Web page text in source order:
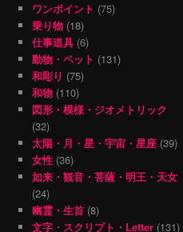
ワンポイント (75)
乗り物 (18)
仕事道具 (6)
動物・ペット (131)
和彫り (75)
和物 (110)
図形・模様・ジオメトリック
(32)
太陽・月・星・宇宙・星座 (39)
女性 (36)
如来・観音・菩薩・明王・天女
(24)
幽霊・生首 (8)
文字・スクリプト・Letter (131)